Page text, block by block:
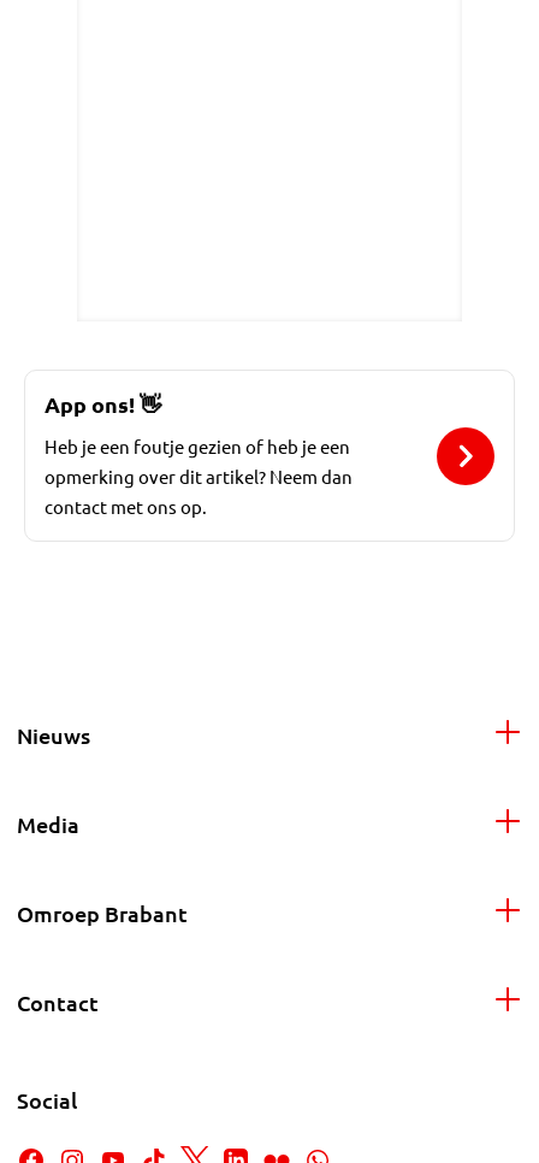
App ons!👋
Heb je een foutje gezien of heb je een
opmerking over dit artikel? Neem dan
contact met ons op.
Nieuws
Media
Omroep Brabant
Contact
Social